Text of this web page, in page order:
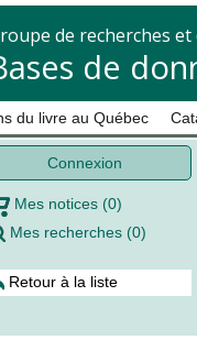
de recherches et
de
du livre au Québec
Connexion
Mes notices (0)
Mes recherches (0)
Retour à la liste